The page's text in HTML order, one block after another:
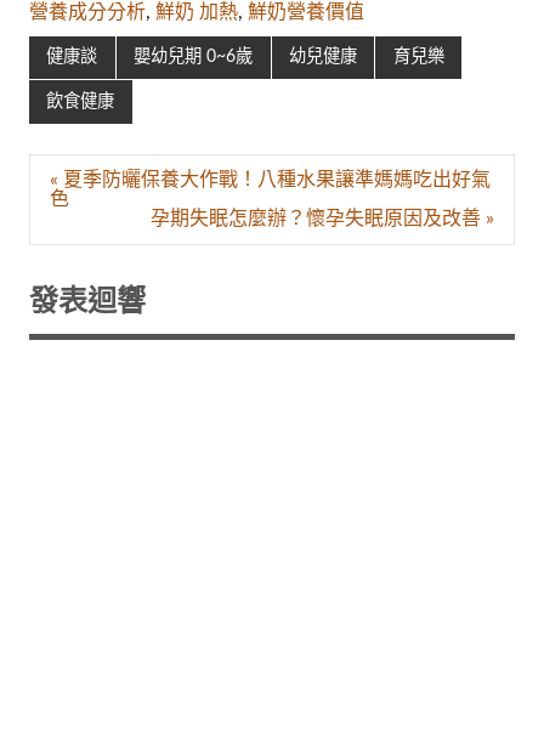
營養成分分析, 鮮奶 加熱, 鮮奶營養價值
健康談 嬰幼兒期 0~6歲 幼兒健康 育兒樂
飲食健康
文
章
« 夏季防曬保養大作戰！八種水果讓準媽媽吃出好氣
色
孕期失眠怎麼辦？懷孕失眠原因及改善 »
發表迴響